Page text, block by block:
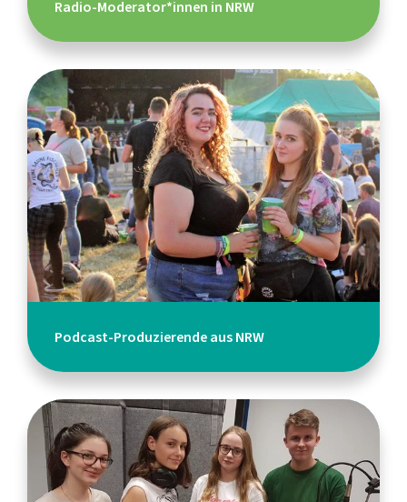
Radio-Moderator*innen in NRW
Podcast-Produzierende aus NRW